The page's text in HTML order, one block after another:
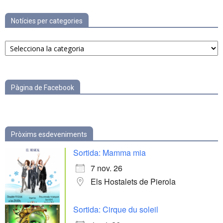
Notícies per categories
Notícies
per
Pàgina de Facebook
Pròxims esdeveniments
Sortida: Mamma mia
7 nov. 26
Els Hostalets de Pierola
Sortida: Cirque du soleil